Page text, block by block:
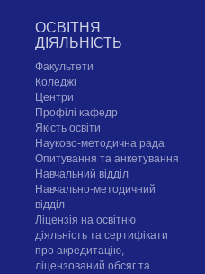
ОСВІТНЯ
ДІЯЛЬНІСТЬ
Факультети
Коледжі
Центри
Профілі кафедр
Якість освіти
Науково-методична рада
Опитування та анкетування
Навчальний відділ
Навчально-методичний
відділ
Ліцензія на освітню
діяльність та сертифікати
про акредитацію,
ліцензований обсяг та